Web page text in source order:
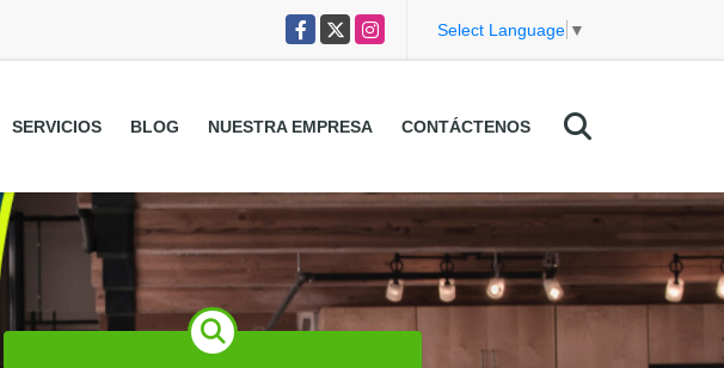
Facebook
X Instagram Select Language ▼
SERVICIOS BLOG NUESTRA EMPRESA CONTÁCTENOS